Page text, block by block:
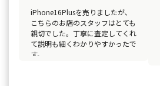
iPhone16Plusを売りましたが、
こちらのお店のスタッフはとても
親切でした。丁寧に査定してくれ
て説明も細くわかりやすかったで
す。